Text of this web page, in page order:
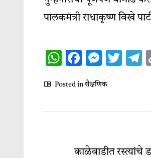
पालकमंत्री राधाकृष्ण विखे
WhatsApp
Facebook
Posted inशैक्षणिक
काळेवाडीत रस्त्यांचे